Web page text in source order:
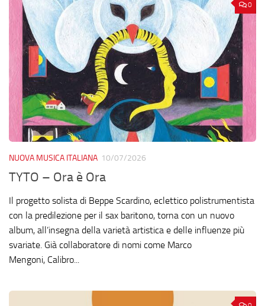
0
NUOVA MUSICA ITALIANA 10/07/2026
TYTO – Ora è Ora
Il progetto solista di Beppe Scardino, eclettico polistrumentista
con la predilezione per il sax baritono, torna con un nuovo
album, all’insegna della varietà artistica e delle influenze più
svariate. Già collaboratore di nomi come Marco
Mengoni, Calibro...